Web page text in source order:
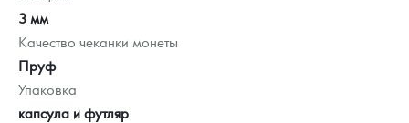
3 мм
Качество чеканки монеты
Пруф
Упаковка
капсула и футляр